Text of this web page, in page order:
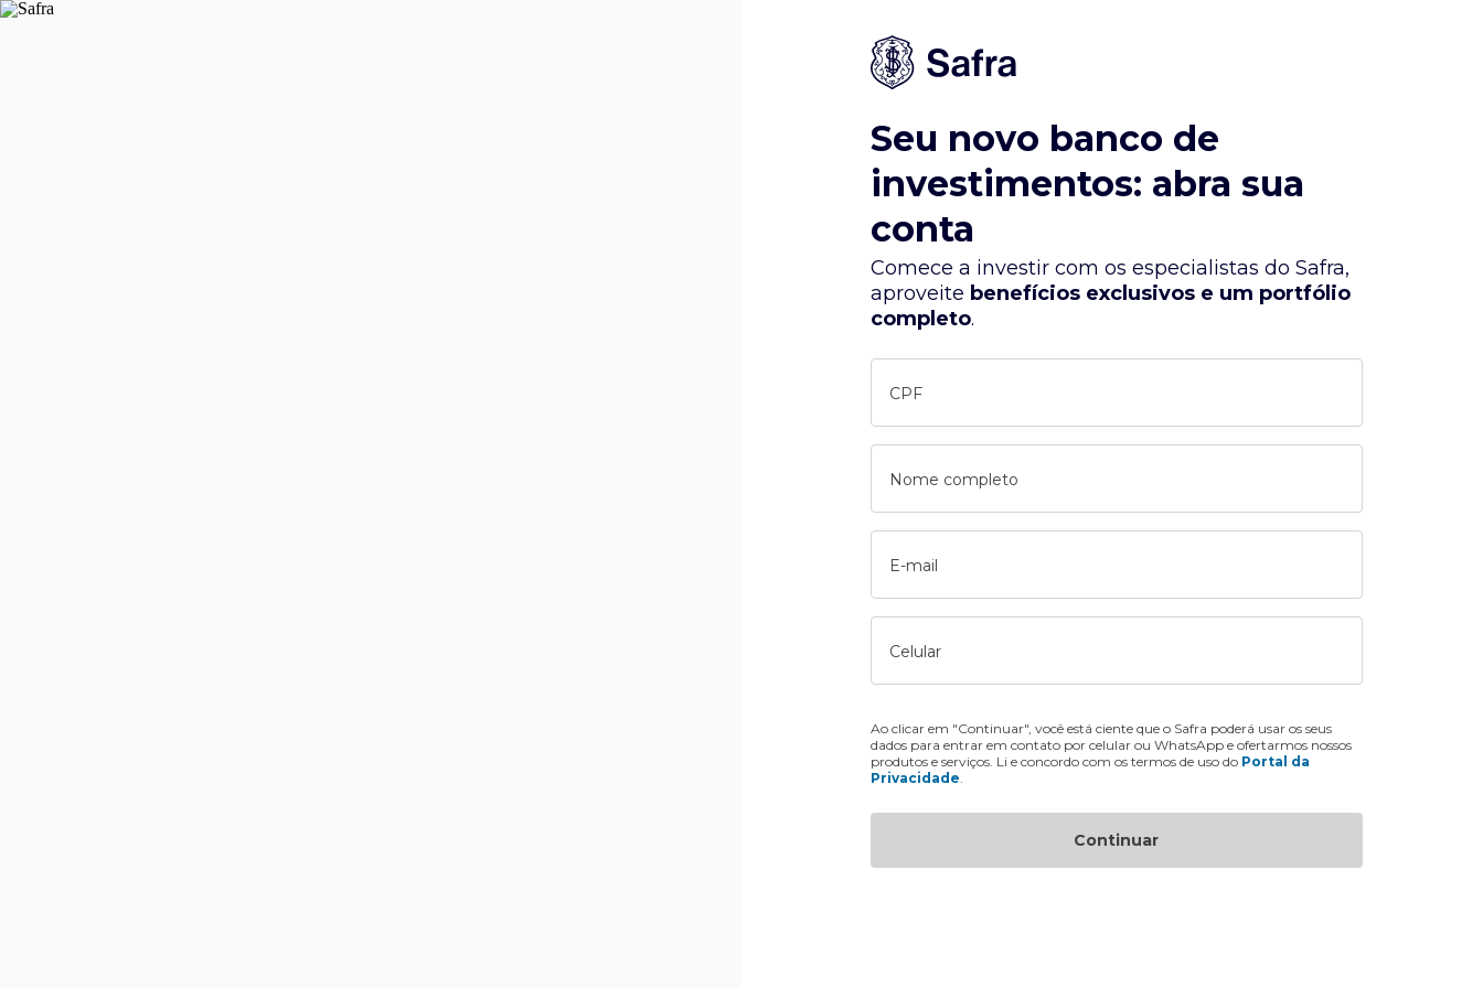
Seu novo banco de
investimentos: abra sua
conta
Comece a investir com os especialistas do Safra,
aproveite benefícios exclusivos e um portfólio
completo.
CPF
Nome completo
E-mail
Celular
Ao clicar em "Continuar", você está ciente que o Safra poderá usar os seus
dados para entrar em contato por celular ou WhatsApp e ofertarmos nossos
produtos e serviços. Li e concordo com os termos de uso do Portal da
Privacidade
Continuar